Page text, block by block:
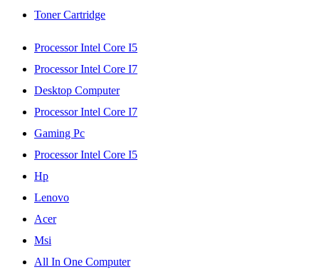
Toner Cartridge
Processor Intel Core I5
Processor Intel Core I7
Desktop Computer
Processor Intel Core I7
Gaming Pc
Processor Intel Core I5
Hp
Lenovo
Acer
Msi
All In One Computer